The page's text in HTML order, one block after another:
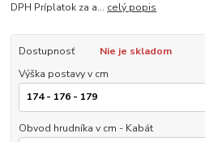
DPH Príplatok za a... celý popis
Dostupnosť
Nie je skladom
Výška postavy v cm
Obvod hrudníka v cm - Kabát